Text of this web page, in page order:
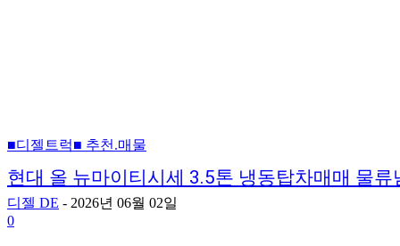
■디젤트럭■ 추천.매물
현대 올 뉴마이티시세 3.5톤 냉동탑차매매 물류
디젤 DE - 2026년 06월 02일
0